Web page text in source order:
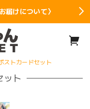
届けについて〉
ストカードセット
ット